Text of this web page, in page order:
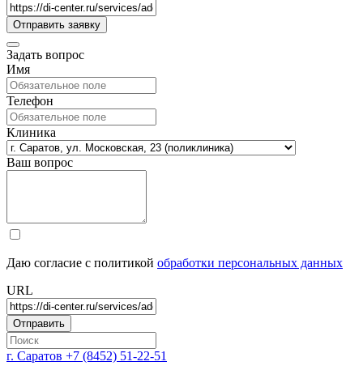
Задать вопрос
Имя
Телефон
Клиника
Ваш вопрос
Даю согласие с политикой обработки персональных данных
URL
г. Саратов +7 (8452) 51-22-51